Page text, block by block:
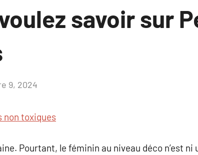
savoir sur
9, 2024
non toxiques
Pourtant, le féminin au niveau déco n’est ni